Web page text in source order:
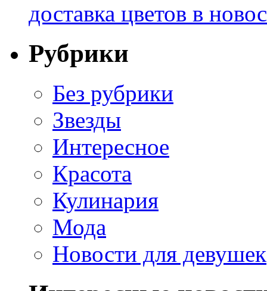
доставка цветов в
Рубрики
Без рубрики
Звезды
Интересное
Красота
Кулинария
Мода
Новости для девушек